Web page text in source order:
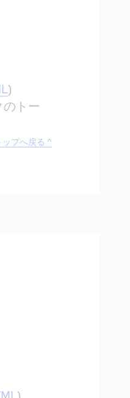
)
トー
ップへ戻る ^